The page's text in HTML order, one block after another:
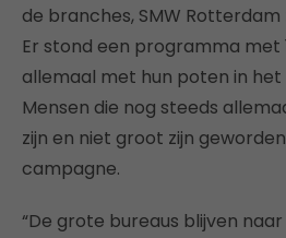
de branches, SMW
Er stond een programma met
allemaal met hun poten in
Mensen die nog steeds
zijn en niet groot zijn
campagne.
“De grote bureaus blijven